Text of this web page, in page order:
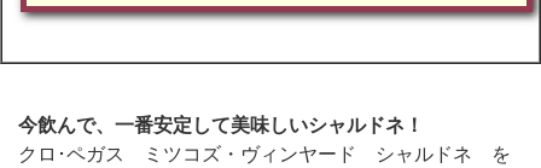
今飲んで、一番安定して美味しいシャルドネ！
クロ･ペガス ミツコズ・ヴィンヤード シャルドネ を